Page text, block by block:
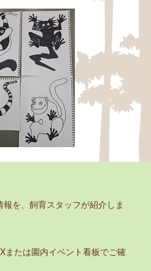
を、飼育スタッフが紹介しま
または園内イベント看板でご確